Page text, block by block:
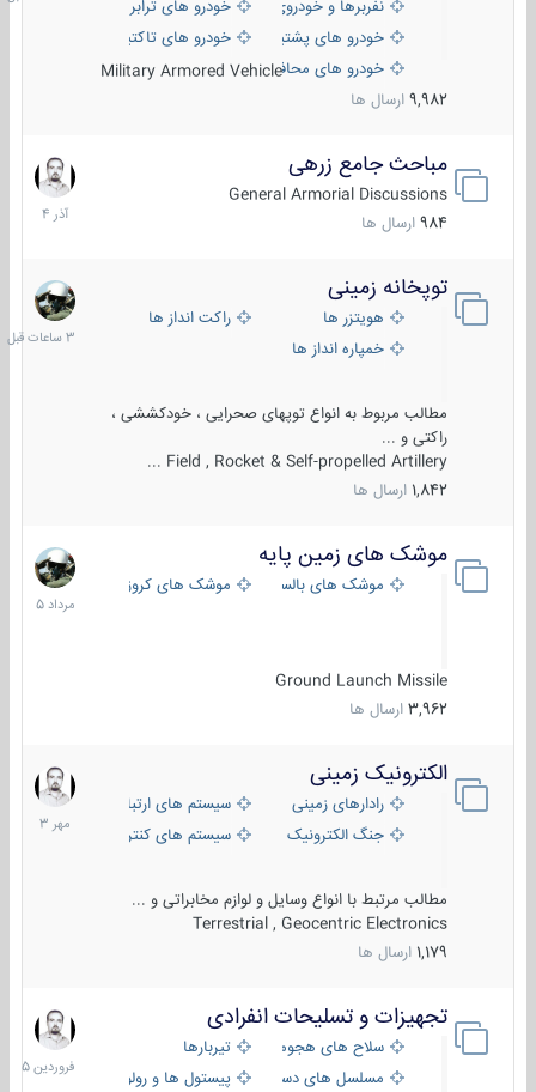
نفربرها و خودروی های رزمی پیاده نظام
خودرو های ترابری نظامی
خودرو های پشتیبانی آتش ، شناسایی و ضد تانک
خودرو های تاکتیکی نظامی
خودرو های محافظت شدهMilitary Armored Vehicle
9,982 ارسال ها
مباحث جامع زرهی
General Armorial Discussions
984 ارسال ها
7
آذر
1404
توپخانه زمینی
هویتزر ها
راکت انداز ها
خمپاره انداز ها
مطالب مربوط به انواع توپهای صحرایی ، خودکششی ،
راکتی و ...
Field , Rocket & Self-propelled Artillery ...
1,842 ارسال ها
3
ساعات
قبل
موشک های زمین پایه
موشک های بالستیک موشک های کروز
Ground Launch Missile
3,962 ارسال ها
2
مرداد
1405
الکترونیک زمینی
رادارهای زمینی
سیستم های ارتباطی و جمع آوری
جنگ الکترونیک
سیستم های کنترل آتش و تجهیزات
مطالب مرتبط با انواع وسایل و لوازم مخابراتی و ...
Terrestrial , Geocentric Electronics
1,179 ارسال ها
1
مهر
1403
تجهیزات و تسلیحات انفرادی
سلاح های هجومی
تیربارها
مسلسل های دستی
پیستول ها و رولورها
17
فروردین
1405